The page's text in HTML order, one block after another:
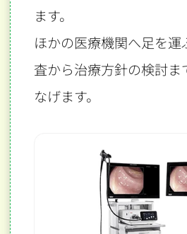
ます。
ほかの医療機関へ足を運
査から治療方針の検討ま
なげます。